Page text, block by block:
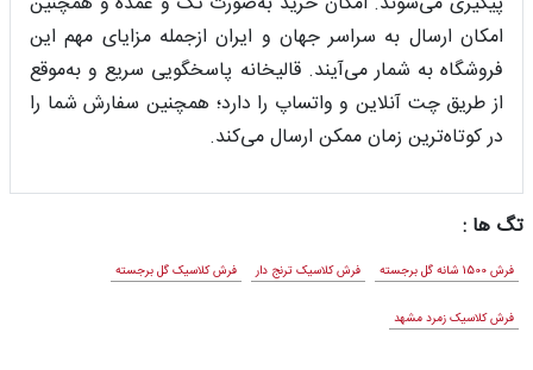
امکان ارسال به سراسر جهان و ایران ازجمله مزایای مهم این
فروشگاه به شمار می‌آیند. قالیخانه پاسخگویی سریع و به‌موقع
از طریق چت آنلاین و واتساپ را دارد؛ همچنین سفارش شما را
در کوتاه‌ترین زمان ممکن ارسال می‌‌کند.
تگ ها :
فرش 1500 شانه گل برجسته فرش کلاسیک ترنج دار فرش کلاسیک گل برجسته
فرش کلاسیک زمرد مشهد